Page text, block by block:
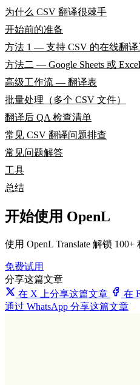
为什么 CSV 翻译很棘手
开始前的准备
方法 1 — 支持 CSV 的在线翻译
方法二 — Google Sheets 或 Excel
高级工作流 — 翻译表
批量处理（多个 CSV 文件）
翻译后 QA 检查清单
常见 CSV 翻译问题排查
常见问题解答
工具
总结
开始使用 OpenL
使用 OpenL Translate 解锁
免费试用
分享这篇文章
在 X 上分享这篇文章
在
通过 WhatsApp 分享这篇文章